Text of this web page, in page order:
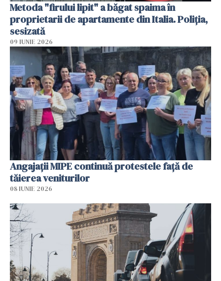
Metoda "firului lipit" a băgat spaima în
proprietarii de apartamente din Italia. Poliția,
sesizată
09 IUNIE 2026
Angajaţii MIPE continuă protestele faţă de
tăierea veniturilor
08 IUNIE 2026